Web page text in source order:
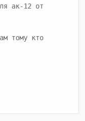
ак-12 от
тому кто